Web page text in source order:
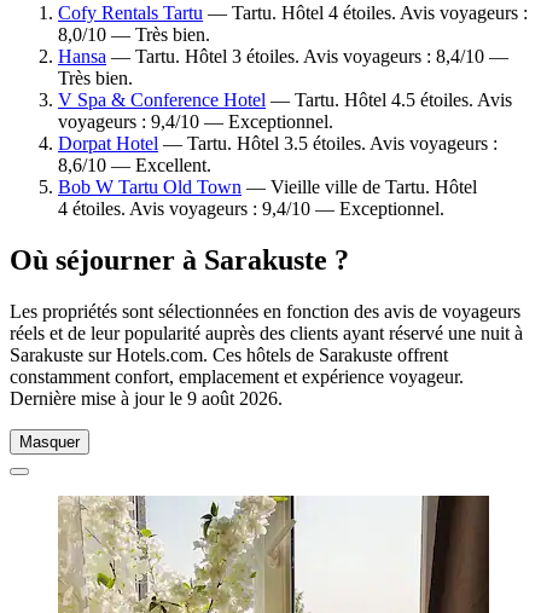
Cofy Rentals Tartu — Tartu. Hôtel 4 étoiles. Avis voyageurs :
8,0/10 — Très bien.
Hansa — Tartu. Hôtel 3 étoiles. Avis voyageurs : 8,4/10 —
Très bien.
V Spa & Conference Hotel — Tartu. Hôtel 4.5 étoiles. Avis
voyageurs : 9,4/10 — Exceptionnel.
Dorpat Hotel — Tartu. Hôtel 3.5 étoiles. Avis voyageurs :
8,6/10 — Excellent.
Bob W Tartu Old Town — Vieille ville de Tartu. Hôtel
4 étoiles. Avis voyageurs : 9,4/10 — Exceptionnel.
Où séjourner à Sarakuste ?
Les propriétés sont sélectionnées en fonction des avis de voyageurs
réels et de leur popularité auprès des clients ayant réservé une nuit à
Sarakuste sur Hotels.com. Ces hôtels de Sarakuste offrent
constamment confort, emplacement et expérience voyageur.
Dernière mise à jour le 9 août 2026.
Masquer